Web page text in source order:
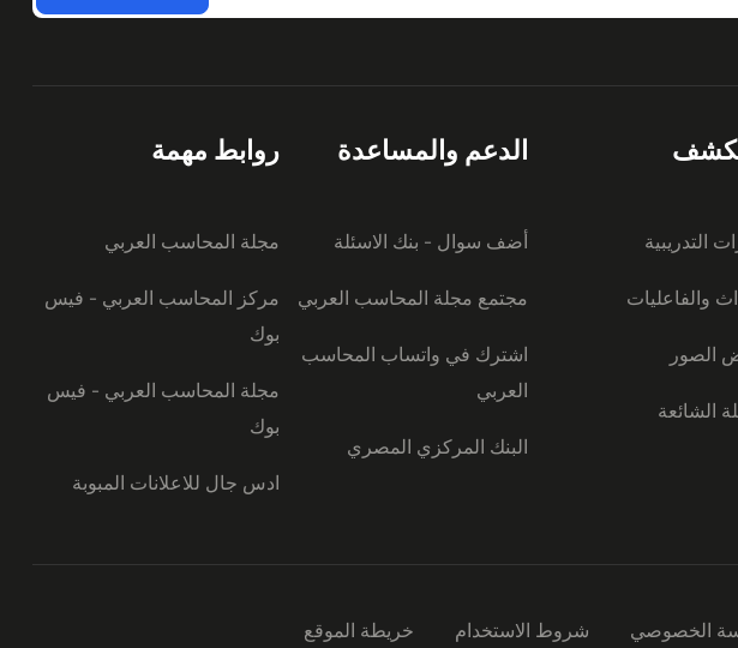
التدريبية
والفاعليات
الصور
الشائعة
الدعم والمساعدة
أضف سوال - بنك الاسئلة
مجتمع مجلة المحاسب العربي
اشترك في واتساب المحاسب
العربي
البنك المركزي المصري
روابط مهمة
مجلة المحاسب العربي
مركز المحاسب العربي - فيس
بوك
مجلة المحاسب العربي - فيس
بوك
ادس جال للاعلانات المبوبة
الخصوصي شروط الاستخدام خريطة الموقع